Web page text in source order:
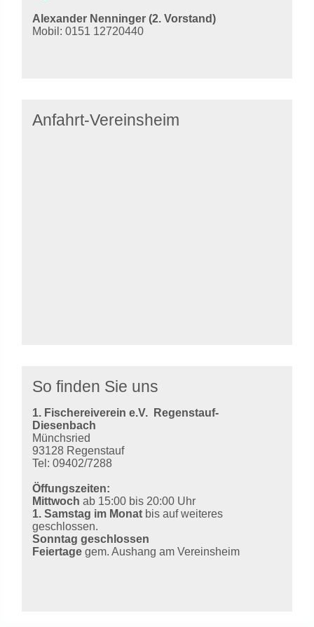
Alexander Nenninger (2. Vorstand)
Mobil: 0151 12720440
Anfahrt-Vereinsheim
So finden Sie uns
1. Fischereiverein e.V.
Regenstauf-
Diesenbach
Münchsried
93128 Regenstauf
Tel: 09402/7288
Öffungszeiten:
Mittwoch ab 15:00 bis 20:00 Uhr
1. Samstag im Monat bis auf weiteres
geschlossen.
Sonntag geschlossen
Feiertagegem. Aushang am Vereinsheim